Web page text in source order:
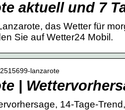
aktuell und 7
das Wetter für
Sie auf Wetter24 Mobil.
lanzarote
|
14-Tage-